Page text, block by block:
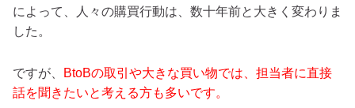
によって、人々の購買行動は、数十年前と大きく変わりま
した。
ですが、
BtoBの取引や大きな買い物では、担当者に直接
話を聞きたいと考える方も多いです。